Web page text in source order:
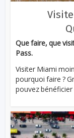
Que faire, que
Pass.
Visiter Miami
pourquoi faire ?
pouvez bénéficier